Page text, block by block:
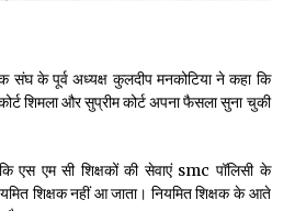
2026
कैमरे में कैद
2026
संघ के पूर्व अध्यक्ष कुलदीप मनकोटिया ने कहा कि
शिमला और सुप्रीम कोर्ट अपना फैसला सुना चुकी
एस एम सी शिक्षकों की सेवाएं smc पॉलिसी के
शिक्षक नहीं आ जाता। नियमित शिक्षक के आते